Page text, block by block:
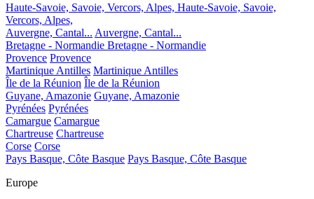
Haute-Savoie, Savoie, Vercors, Alpes, Haute-Savoie, Savoie,
Vercors, Alpes,
Auvergne, Cantal... Auvergne, Cantal...
Bretagne - Normandie Bretagne - Normandie
Provence Provence
Martinique Antilles Martinique Antilles
Île de la Réunion Île de la Réunion
Guyane, Amazonie Guyane, Amazonie
Pyrénées Pyrénées
Camargue Camargue
Chartreuse Chartreuse
Corse Corse
Pays Basque, Côte Basque Pays Basque, Côte Basque
Europe